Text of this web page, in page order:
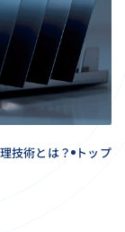
（PL-X）の開発秘
発
築プロジェクト
トップ
技術とは？